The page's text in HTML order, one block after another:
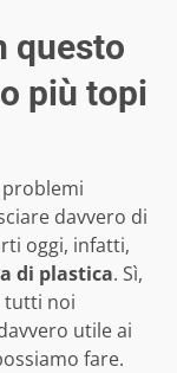
questo
più topi
davvero di
oggi, infatti,
di plastica. Sì,
tutti noi
utile ai
fare.